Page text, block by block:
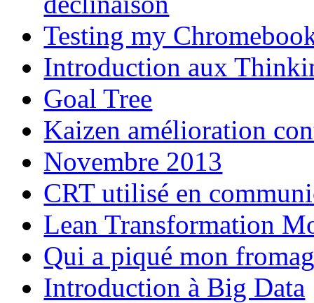
Testing my
Introduction aux
Goal Tree
Kaizen amélioration
Novembre 2013
CRT utilisé en
Lean Transformation
Qui a piqué mon
Introduction à Big Data